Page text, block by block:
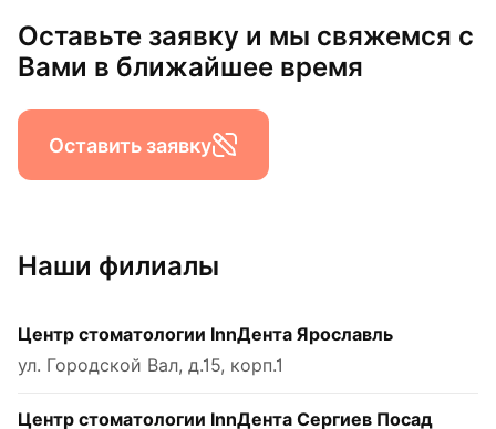
Оставьте заявку и мы свяжемся с
Вами в ближайшее время
Оставить заявку
Наши филиалы
Центр стоматологии InnДента Ярославль
ул. Городской Вал, д.15, корп.1
Центр стоматологии InnДента Сергиев Посад